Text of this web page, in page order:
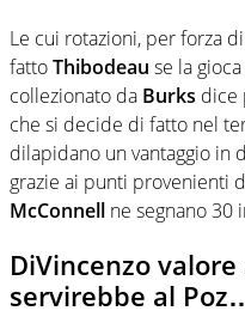
Le cui rotazioni, per forza
fattoThibodeau se la
collezionato da Burks dice
che si decide di fatto nel
dilapidano un vantaggio in
grazie ai punti provenienti
McConnell ne segnano 30
DiVincenzo
servirebbe al